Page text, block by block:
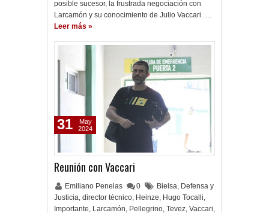
posible sucesor, la frustrada negociación con
Larcamón y su conocimiento de Julio Vaccari. …
Leer más »
Reunión con Vaccari
Emiliano Penelas 0 Bielsa, Defensa y
Justicia, director técnico, Heinze, Hugo Tocalli,
Importante, Larcamón, Pellegrino, Tevez, Vaccari,
31
May
2024